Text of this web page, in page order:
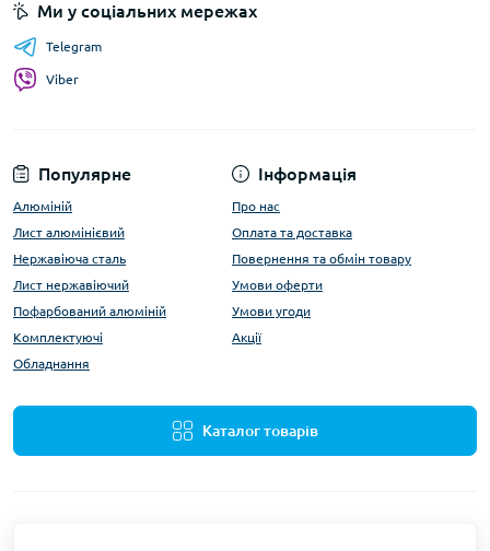
Популярне
Алюміній
Лист алюмінієвий
Нержавіюча сталь
Лист нержавіючий
Пофарбований алюміній
Комплектуючі
Обладнання
Інформація
Про нас
Оплата та доставка
Повернення та обмін товару
Умови оферти
Умови угоди
Акції
Каталог товарів
Ми у соціальних мережах
Telegram
Viber